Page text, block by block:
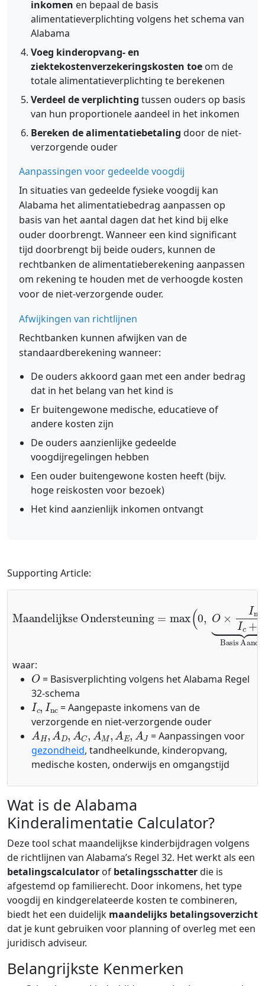
inkomen en bepaal de basis
alimentatieverplichting volgens het schema van
Alabama
Voeg kinderopvang- en
ziektekostenverzekeringskosten toe om de
totale alimentatieverplichting te berekenen
Verdeel de verplichting tussen ouders op basis
van hun proportionele aandeel in het inkomen
Bereken de alimentatiebetaling door de niet-
verzorgende ouder
Aanpassingen voor gedeelde voogdij
In situaties van gedeelde fysieke voogdij kan
Alabama het alimentatiebedrag aanpassen op
basis van het aantal dagen dat het kind bij elke
ouder doorbrengt. Wanneer een kind significant
tijd doorbrengt bij beide ouders, kunnen de
rechtbanken de alimentatieberekening aanpassen
om rekening te houden met de verhoogde kosten
voor de niet-verzorgende ouder.
Afwijkingen van richtlijnen
Rechtbanken kunnen afwijken van de
standaardberekening wanneer:
De ouders akkoord gaan met een ander bedrag
dat in het belang van het kind is
Er buitengewone medische, educatieve of
andere kosten zijn
De ouders aanzienlijke gedeelde
voogdijregelingen hebben
Een ouder buitengewone kosten heeft (bijv.
hoge reiskosten voor bezoek)
Het kind aanzienlijk inkomen ontvangt
Supporting Article:
Inc
E
waar:
O
= Basisverplichting volgens het Alabama Regel
32-schema
Ic,Inc
= Aangepaste inkomens van de
verzorgende en niet-verzorgende ouder
AH,AD,AC,AM AE,AJ
= Aanpassingen voor
gezondheid, tandheelkunde, kinderopvang,
medische kosten, onderwijs en omgangstijd
Wat is de Alabama
Kinderalimentatie Calculator?
Deze tool schat maandelijkse kinderbijdragen volgens
de richtlijnen van Alabama’s Regel 32. Het werkt als een
betalingscalculator of betalingsschatterdie is
afgestemd op familierecht. Door inkomens, het type
voogdij en kindgerelateerde kosten te combineren,
biedt het een duidelijk maandelijks betalingsoverzicht
dat je kunt gebruiken voor planning of overleg met een
juridisch adviseur.
Belangrijkste Kenmerken